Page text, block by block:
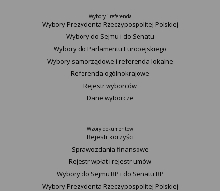
Wybory i referenda
Wybory Prezydenta Rzeczypospolitej Polskiej
Wybory do Sejmu i do Senatu
Wybory do Parlamentu Europejskiego
Wybory samorządowe i referenda lokalne
Referenda ogólnokrajowe
Rejestr wyborców
Dane wyborcze
Wzory dokumentów
Rejestr korzyści
Sprawozdania finansowe
Rejestr wpłat i rejestr umów
Wybory do Sejmu RP i do Senatu RP
Wybory Prezydenta Rzeczypospolitej Polskiej